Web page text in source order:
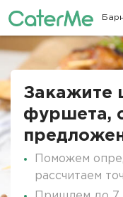
Строка
Закажите
фуршета,
Поможем
рассчитаем